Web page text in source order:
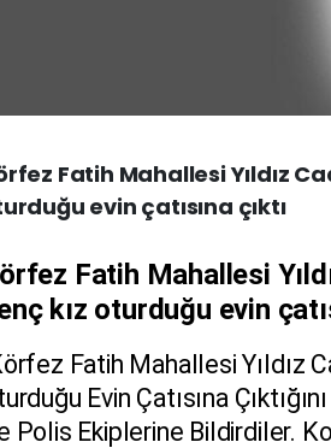
Fatih Mahallesi Yıldız
evin çatısına çıktı
Fatih Mahallesi
kız oturduğu evin
Fatih Mahallesi Yıldız
Evin Çatısına
Polis Ekiplerine Bildirdiler.